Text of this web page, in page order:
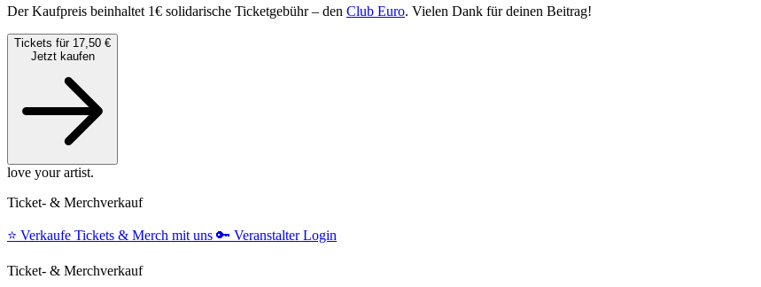
Der Kaufpreis beinhaltet 1€ solidarische Ticketgebühr – den Club Euro. Vielen Dank für deinen Beitrag!
Tickets für 17,50 €
Jetzt kaufen
love your artist.
Ticket- & Merchverkauf
⭐️ Verkaufe Tickets & Merch mit uns 🔑 Veranstalter Login
Ticket- & Merchverkauf